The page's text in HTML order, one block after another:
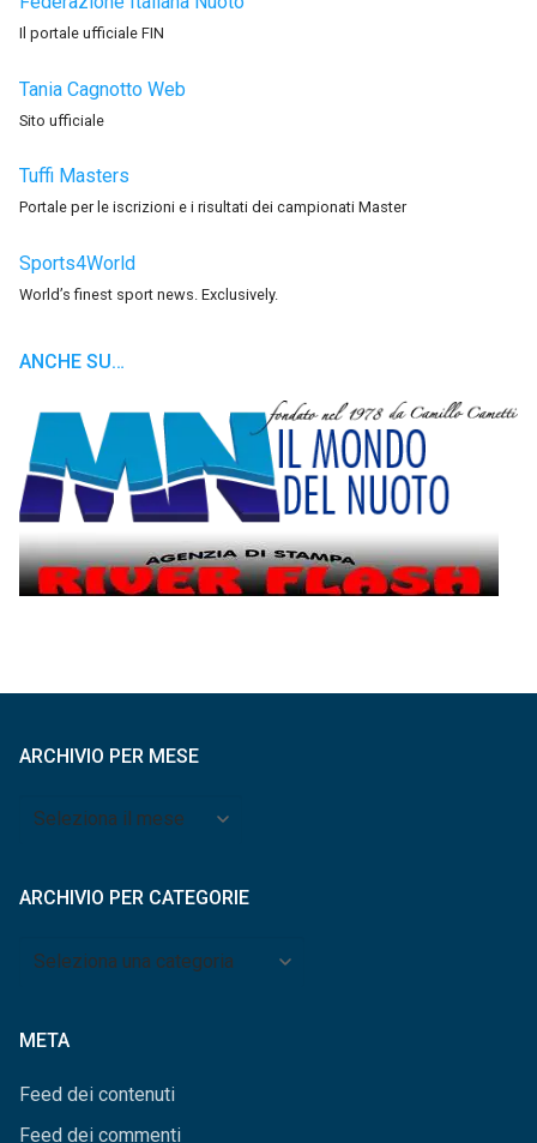
Il portale ufficiale FIN
Tania Cagnotto Web
Sito ufficiale
Tuffi Masters
Portale per le iscrizioni e i risultati dei campionati Master
Sports4World
World’s finest sport news. Exclusively.
ANCHE SU…
ARCHIVIO PER MESE
Archivio
ARCHIVIO PER CATEGORIE
Archivio
META
Feed dei contenuti
Feed dei commenti